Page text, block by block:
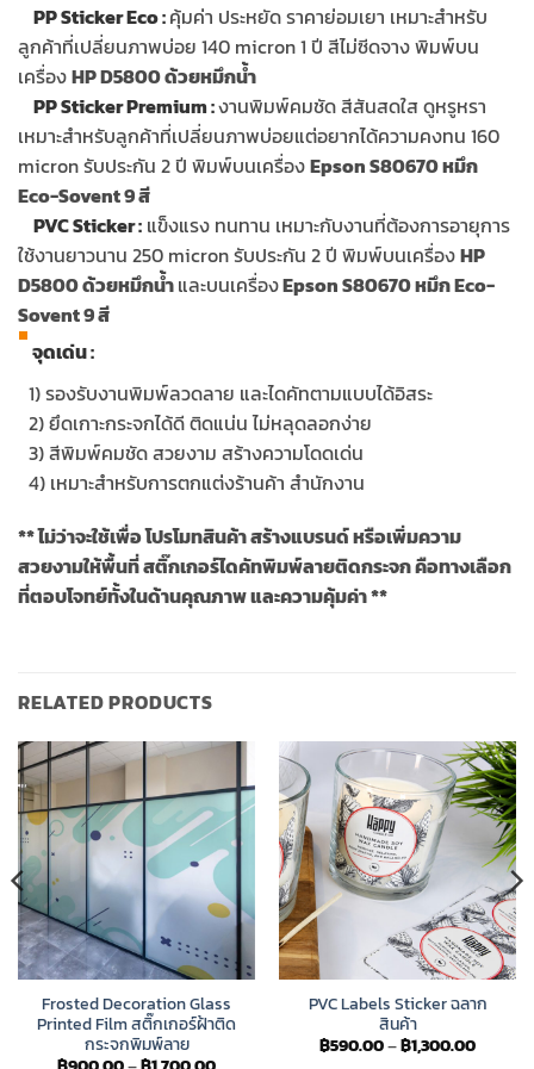
PP Sticker Eco :คุ้มค่า ประหยัด ราคาย่อมเยา เหมาะสำหรับ
ลูกค้าที่เปลี่ยนภาพบ่อย 140 micron 1 ปี สีไม่ซีดจาง พิมพ์บน
เครื่องHP D5800 ด้วยหมึกน้ำ
PP Sticker Premium :งานพิมพ์คมชัด สีสันสดใส ดูหรูหรา
เหมาะสำหรับลูกค้าที่เปลี่ยนภาพบ่อยแต่อยากได้ความคงทน 160
micron รับประกัน 2 ปี พิมพ์บนเครื่องEpson S80670 หมึก
Eco-Sovent 9 สี
PVC Sticker : แข็งแรง ทนทาน เหมาะกับงานที่ต้องการอายุการ
ใช้งานยาวนาน 250 micron รับประกัน 2 ปี พิมพ์บนเครื่องHP
D5800 ด้วยหมึกน้ำและบนเครื่องEpson S80670 หมึก Eco-
Sovent 9 สี
จุดเด่น :
1) รองรับงานพิมพ์ลวดลาย และไดคัทตามแบบได้อิสระ
2) ยึดเกาะกระจกได้ดี ติดแน่น ไม่หลุดลอกง่าย
3) สีพิมพ์คมชัด สวยงาม สร้างความโดดเด่น
4) เหมาะสำหรับการตกแต่งร้านค้า สำนักงาน
** ไม่ว่าจะใช้เพื่อ โปรโมทสินค้า สร้างแบรนด์ หรือเพิ่มความ
สวยงามให้พื้นที่ สติ๊กเกอร์ไดคัทพิมพ์ลายติดกระจก คือทางเลือก
ที่ตอบโจทย์ทั้งในด้านคุณภาพ และความคุ้มค่า **
RELATED PRODUCTS
Frosted Decoration Glass
Printed Film สติ๊กเกอร์ฝ้าติด
กระจกพิมพ์ลาย
PVC Labels Sticker ฉลาก
สินค้า
฿590.00–฿1,300.00Price